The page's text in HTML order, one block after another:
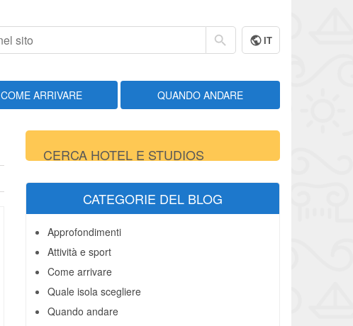
IT
COME ARRIVARE QUANDO ANDARE
CERCA HOTEL E STUDIOS
CATEGORIE DEL BLOG
Approfondimenti
Attività e sport
Come arrivare
Quale isola scegliere
Quando andare